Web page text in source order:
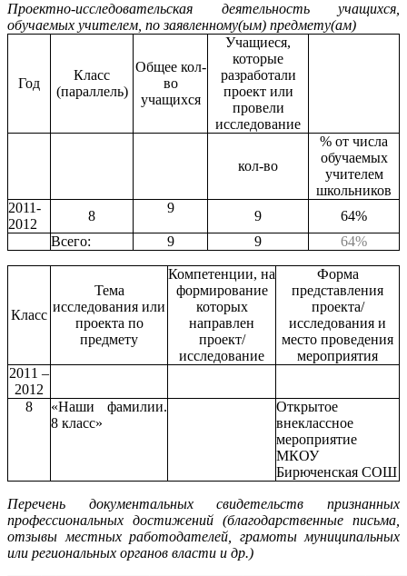
Проектно-исследовательская деятельность учащихся,
обучаемых учителем, по заявленному(ым) предмету(ам)
Год
Класс
(параллель)
Общее кол-
во
учащихся
Учащиеся,
которые
разработали
проект или
провели
исследование
кол-во
% от числа
обучаемых
учителем
школьников
2011-
2012
8
9
9
64%
Всего:
9 9 64%
Класс
Тема
исследования или
проекта по
предмету
Компетенции, на
формирование
которых
направлен
проект/
исследование
Форма
представления
проекта/
исследования и
место проведения
мероприятия
2011 –
2012
8
«Наши фамилии.
8 класс»
Открытое
внеклассное
мероприятие
МКОУ
Бирюченская СОШ
Перечень документальных свидетельств признанных
профессиональных достижений (благодарственные письма,
отзывы местных работодателей, грамоты муниципальных
или региональных органов власти и др.)